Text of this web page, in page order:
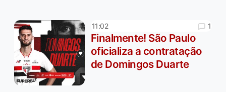
11:02 1
Finalmente! São Paulo
oficializa a contratação
de Domingos Duarte